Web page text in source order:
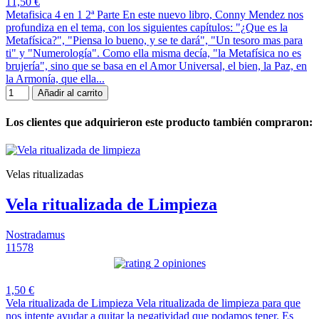
Metafisica 4 en 1 2ª Parte En este nuevo libro, Conny Mendez nos
profundiza en el tema, con los siguientes capítulos: "¿Que es la
Metafísica?", "Piensa lo bueno, y se te dará", "Un tesoro mas para
ti" y "Numerología". Como ella misma decía, "la Metafísica no es
brujería", sino que se basa en el Amor Universal, el bien, la Paz, en
la Armonía, que ella...
Añadir al carrito
Los clientes que adquirieron este producto también compraron:
Velas ritualizadas
Vela ritualizada de Limpieza
Nostradamus
11578
2 opiniones
1,50 €
Vela ritualizada de Limpieza Vela ritualizada de limpieza para que
nos intente ayudar a quitar la negatividad que podamos tener. Es